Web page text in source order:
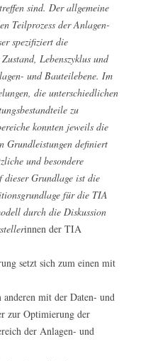
sind. Der allgemeine
Teilprozess der Anlagen-
spezifiziert die
Lebenszyklus und
und Bauteilebene. Im
die unterschiedlichen
zu
konnten jeweils die
Grundleistungen definiert
und besondere
dieser Grundlage ist die
für die TIA
durch die Diskussion
innen der TIA
setzt sich zum einen mit
mit der Daten- und
zur Optimierung der
der Anlagen- und